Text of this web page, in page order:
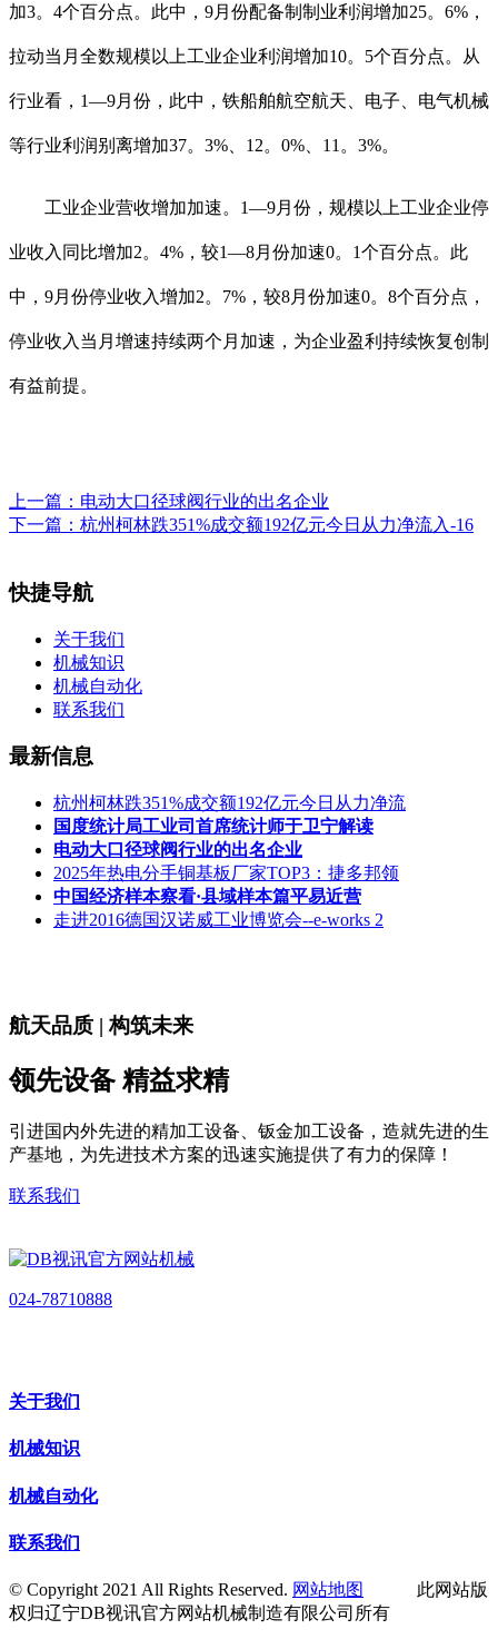
加3。4个百分点。此中，9月份配备制制业利润增加25。6%，
拉动当月全数规模以上工业企业利润增加10。5个百分点。从
行业看，1—9月份，此中，铁船舶航空航天、电子、电气机械
等行业利润别离增加37。3%、12。0%、11。3%。
工业企业营收增加加速。1—9月份，规模以上工业企业停
业收入同比增加2。4%，较1—8月份加速0。1个百分点。此
中，9月份停业收入增加2。7%，较8月份加速0。8个百分点，
停业收入当月增速持续两个月加速，为企业盈利持续恢复创制
有益前提。
上一篇： 电动大口径球阀行业的出名企业
下一篇： 杭州柯林跌351%成交额192亿元今日从力净流入-16
快捷导航
关于我们
机械知识
机械自动化
联系我们
最新信息
杭州柯林跌351%成交额192亿元今日从力净流
国度统计局工业司首席统计师于卫宁解读
电动大口径球阀行业的出名企业
2025年热电分手铜基板厂家TOP3：捷多邦领
中国经济样本察看·县域样本篇平易近营
走进2016德国汉诺威工业博览会--e-works 2
航天品质 | 构筑未来
领先设备 精益求精
引进国内外先进的精加工设备、钣金加工设备，造就先进的生
产基地，为先进技术方案的迅速实施提供了有力的保障！
联系我们
024-78710888
关于我们
机械知识
机械自动化
联系我们
© Copyright 2021 All Rights Reserved. 网站地图
此网站版
权归辽宁DB视讯官方网站机械制造有限公司所有